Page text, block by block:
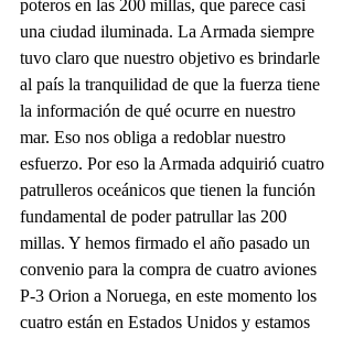
poteros en las 200 millas, que parece casi
una ciudad iluminada. La Armada siempre
tuvo claro que nuestro objetivo es brindarle
al país la tranquilidad de que la fuerza tiene
la información de qué ocurre en nuestro
mar. Eso nos obliga a redoblar nuestro
esfuerzo. Por eso la Armada adquirió cuatro
patrulleros oceánicos que tienen la función
fundamental de poder patrullar las 200
millas. Y hemos firmado el año pasado un
convenio para la compra de cuatro aviones
P-3 Orion a Noruega, en este momento los
cuatro están en Estados Unidos y estamos